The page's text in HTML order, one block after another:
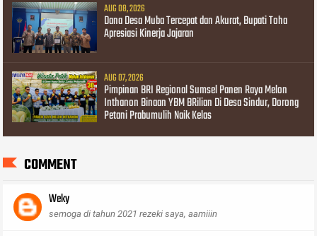
AUG 08, 2026
Dana Desa Muba Tercepat dan Akurat, Bupati Toha
Apresiasi Kinerja Jajaran
AUG 07, 2026
Pimpinan BRI Regional Sumsel Panen Raya Melon
Inthanon Binaan YBM BRilian Di Desa Sindur, Dorong
Petani Prabumulih Naik Kelas
COMMENT
Weky
semoga di tahun 2021 rezeki saya, aamiiin